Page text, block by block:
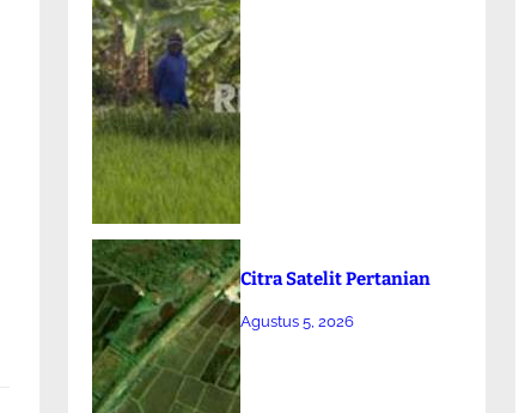
Citra Satelit Pertanian
Agustus 5, 2026